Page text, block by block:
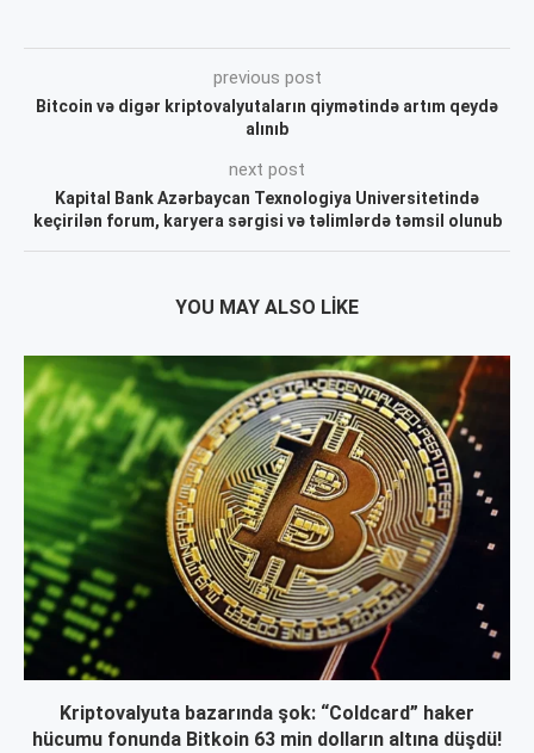
previous post
Bitcoin və digər kriptovalyutaların qiymətində artım qeydə
alınıb
next post
Kapital Bank Azərbaycan Texnologiya Universitetində
keçirilən forum, karyera sərgisi və təlimlərdə təmsil olunub
YOU MAY ALSO LIKE
Kriptovalyuta bazarında şok: “Coldcard” haker
hücumu fonunda Bitkoin 63 min dolların altına düşdü!